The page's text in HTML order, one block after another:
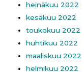
heinäkuu 2022
kesäkuu 2022
toukokuu 2022
huhtikuu 2022
maaliskuu 2022
helmikuu 2022